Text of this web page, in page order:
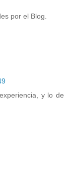
por el Blog.
y lo de